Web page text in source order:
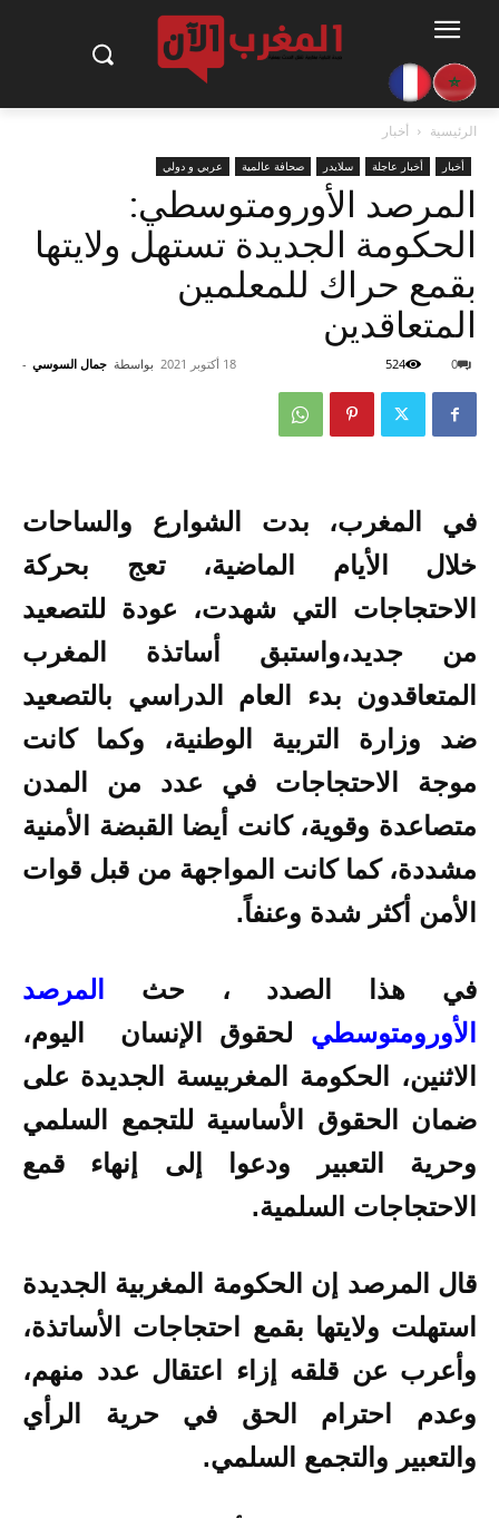
الرئيسية أخبار
أخبار أخبار عاجلة سلايدر صحافة عالمية عربي و دولي
المرصد الأورومتوسطي:
الحكومة الجديدة تستهل ولايتها
بقمع حراك للمعلمين
المتعاقدين
بواسطة جمال السوسي - 18 أكتوبر 2021 0
524
في المغرب، بدت الشوارع والساحات
خلال الأيام الماضية، تعج بحركة
الاحتجاجات التي شهدت، عودة للتصعيد
من جديد،واستبق أساتذة المغرب
المتعاقدون بدء العام الدراسي بالتصعيد
ضد وزارة
التربية الوطنية، وكما كانت
موجة الاحتجاجات في عدد من المدن
متصاعدة وقوية، كانت أيضا القبضة الأمنية
مشددة، كما كانت المواجهة من قبل قوات
الأمن أكثر شدة وعنفاً.
في هذا الصدد ، حث
المرصد
الأورومتوسطي لحقوق الإنسان
اليوم،
الاثنين، الحكومة المغربيسة الجديدة على
ضمان الحقوق الأساسية للتجمع السلمي
وحرية التعبير ودعوا إلى إنهاء قمع
الاحتجاجات السلمية.
قال المرصد إن الحكومة المغربية الجديدة
استهلت ولايتها بقمع احتجاجات الأساتذة،
وأعرب عن قلقه إزاء اعتقال عدد منهم،
وعدم احترام الحق في حرية الرأي
والتعبير والتجمع السلمي.